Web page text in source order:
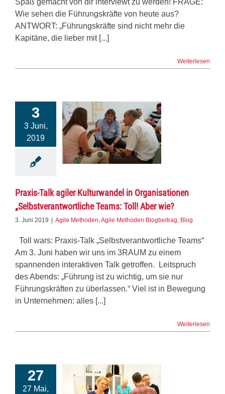
Spaß gemacht von dir interviewt zu werden! FRAGE:
Wie sehen die Führungskräfte von heute aus?
ANTWORT: „Führungskräfte sind nicht mehr die
Kapitäne, die lieber mit [...]
Weiterlesen
3
3 Juni,
2019
Praxis-Talk agiler Kulturwandel in Organisationen
„Selbstverantwortliche Teams: Toll! Aber wie?
3. Juni 2019 Agile Methoden,Agile Methoden Blogbeitrag, Blog
Toll wars: Praxis-Talk „Selbstverantwortliche Teams“
Am 3. Juni haben wir uns im 3RAUM zu einem
spannenden interaktiven Talk getroffen. Leitspruch
des Abends: „Führung ist zu wichtig, um sie nur
Führungskräften zu überlassen.“ Viel ist in Bewegung
in Unternehmen: alles [...]
Weiterlesen
27
27 Mai,